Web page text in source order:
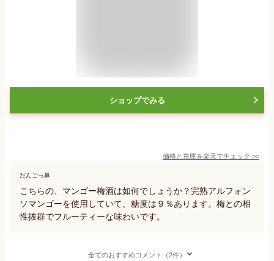
ショップでみる
価格と在庫を楽天でチェック >>
だんごっ鼻
こちらの、マンゴー梅酒は如何でしょうか？完熟アルフォン
ソマンゴーを使用していて、糖度は９％あります。梅との相
性抜群でフルーティーな味わいです。
全てのおすすめコメント（2件）